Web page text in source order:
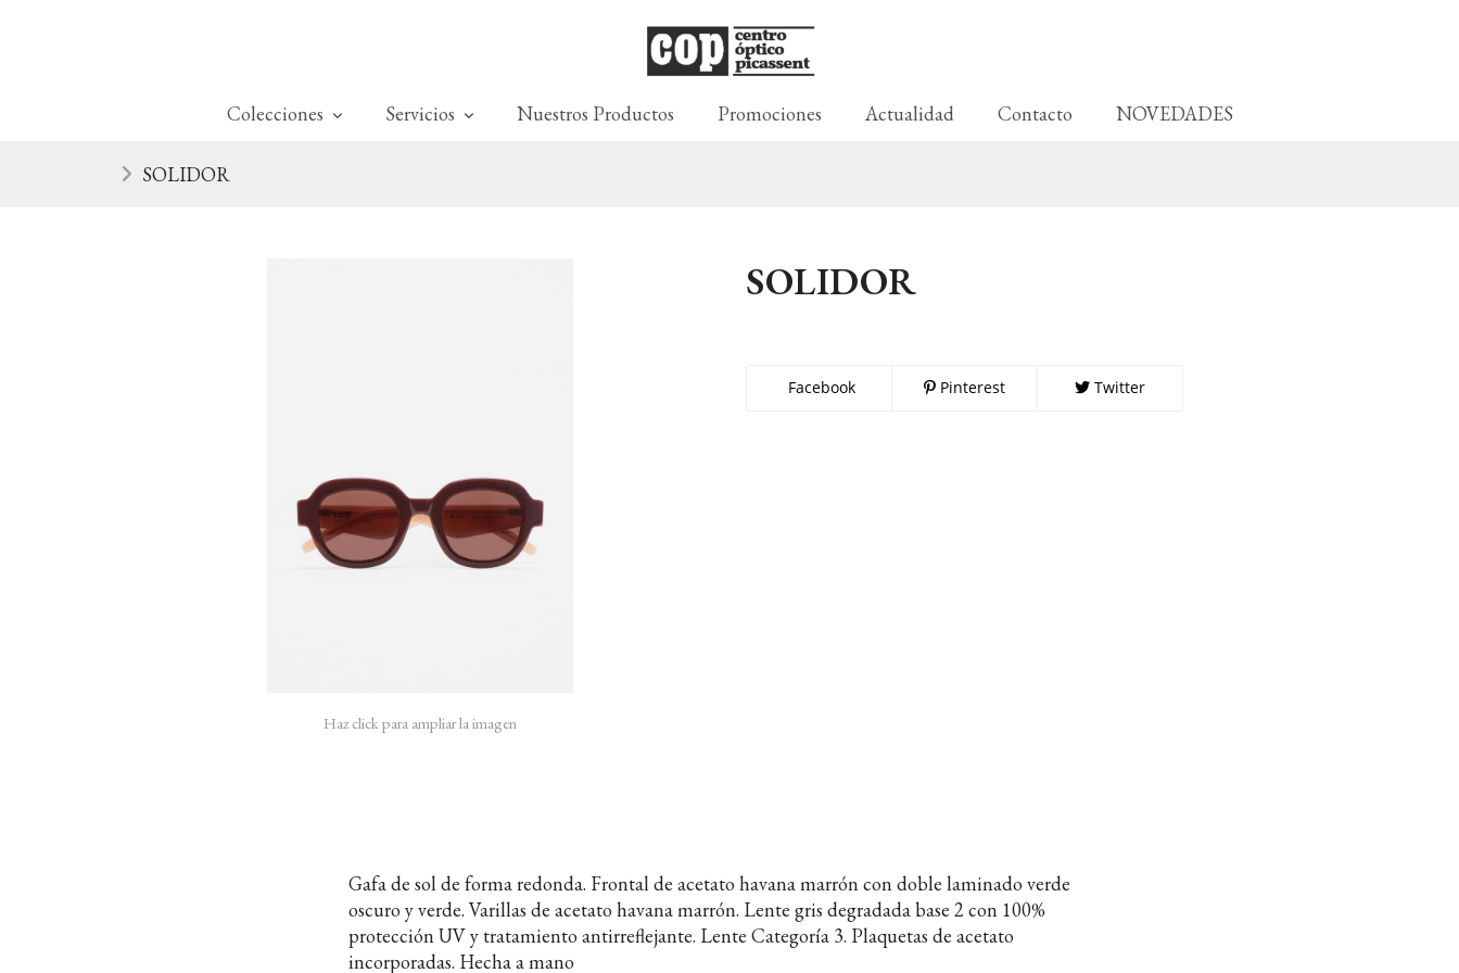
Colecciones Servicios Nuestros Productos Promociones Actualidad Contacto NOVEDADES
SOLIDOR
Haz click para ampliar la imagen
SOLIDOR
Facebook Pinterest Twitter
Gafa de sol de forma redonda. Frontal de acetato havana marrón con doble laminado verde
oscuro y verde. Varillas de acetato havana marrón. Lente gris degradada base 2 con 100%
protección UV y tratamiento antirreflejante. Lente Categoría 3. Plaquetas de acetato
incorporadas. Hecha a mano